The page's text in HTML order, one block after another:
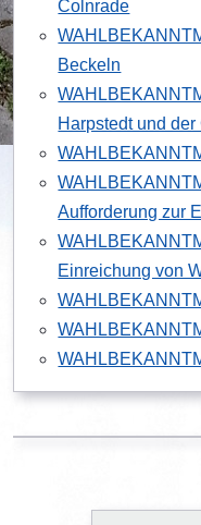
Colnrade
Beckeln
Harpstedt und
Aufforderung zur
Einreichung von